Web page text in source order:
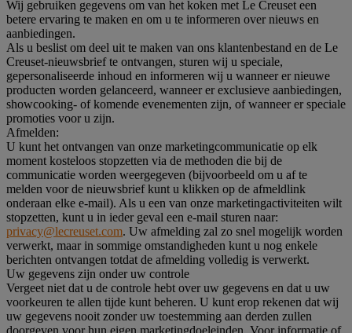
Wij gebruiken gegevens om van het koken met Le Creuset een
betere ervaring te maken en om u te informeren over nieuws en
aanbiedingen.
Als u beslist om deel uit te maken van ons klantenbestand en de Le
Creuset-nieuwsbrief te ontvangen, sturen wij u speciale,
gepersonaliseerde inhoud en informeren wij u wanneer er nieuwe
producten worden gelanceerd, wanneer er exclusieve aanbiedingen,
showcooking- of komende evenementen zijn, of wanneer er speciale
promoties voor u zijn.
Afmelden:
U kunt het ontvangen van onze marketingcommunicatie op elk
moment kosteloos stopzetten via de methoden die bij de
communicatie worden weergegeven (bijvoorbeeld om u af te
melden voor de nieuwsbrief kunt u klikken op de afmeldlink
onderaan elke e-mail). Als u een van onze marketingactiviteiten wilt
stopzetten, kunt u in ieder geval een e-mail sturen naar:
privacy@lecreuset.com. Uw afmelding zal zo snel mogelijk worden
verwerkt, maar in sommige omstandigheden kunt u nog enkele
berichten ontvangen totdat de afmelding volledig is verwerkt.
Uw gegevens zijn onder uw controle
Vergeet niet dat u de controle hebt over uw gegevens en dat u uw
voorkeuren te allen tijde kunt beheren. U kunt erop rekenen dat wij
uw gegevens nooit zonder uw toestemming aan derden zullen
doorgeven voor hun eigen marketingdoeleinden. Voor informatie of